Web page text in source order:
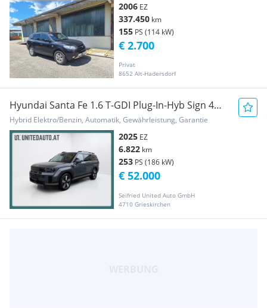
2006 EZ
337.450 km
155 PS (114 kW)
Privat
8652 Alt-Hadersdorf
€ 2.700
Hyundai Santa Fe 1.6 T-GDI Plug-In-Hyb Sign 4WD
Auto 7Sit
Hybrid Elektro/Benzin, Automatik, Gewährleistung, Garantie
2025 EZ
6.822 km
253 PS (186 kW)
Seifried United Auto GmbH
4710 Grieskirchen
€ 52.000